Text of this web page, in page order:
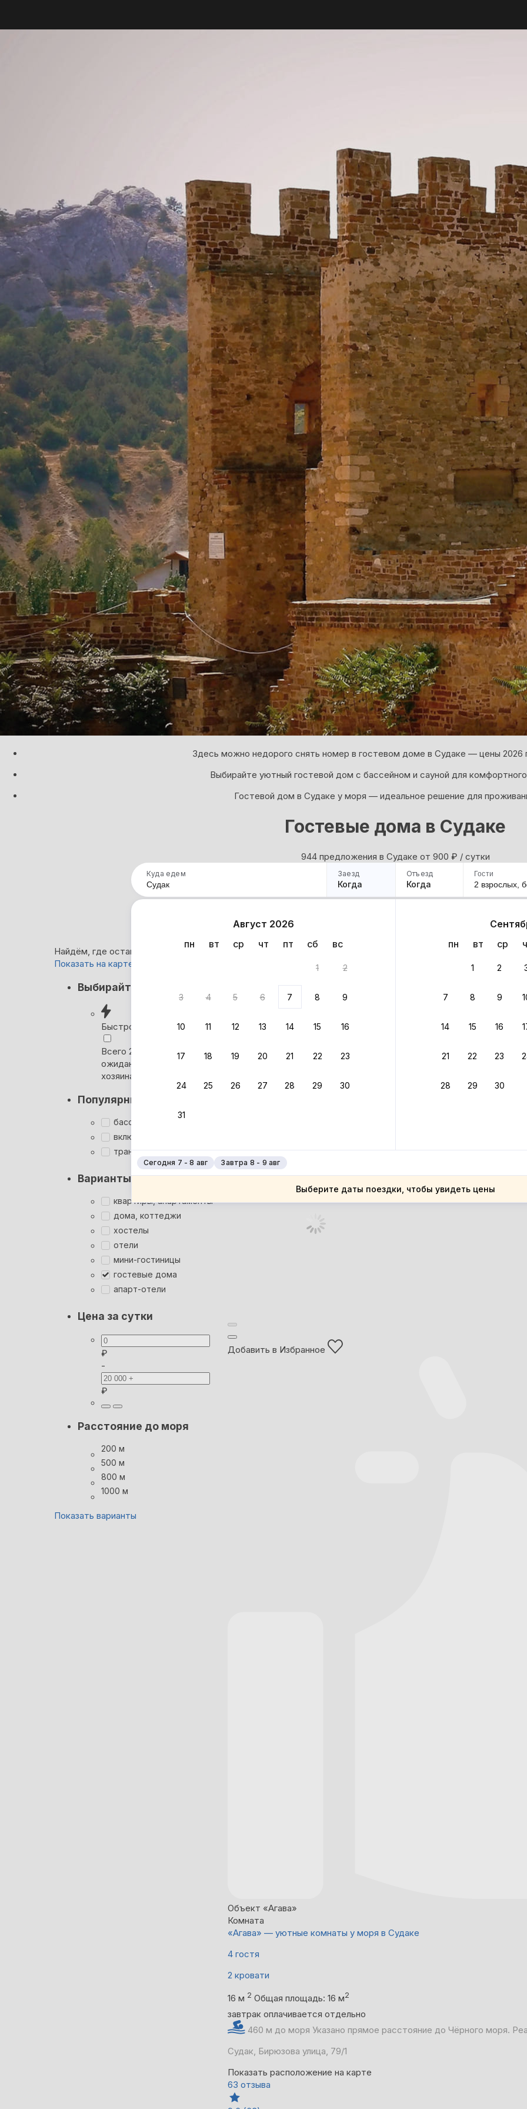
Здесь можно недорого снять номер в гостевом доме в Судаке — цены 2026
Выбирайте уютный гостевой дом с бассейном и сауной для
Гостевой дом в Судаке у моря — идеальное решение для
Гостевые дома в Судаке
944 предложения в Судаке oт 900 ₽ / сутки
Куда едем Заезд
Когда
Отъезд
Когда
Август 2026
пн
вт ср чт пт сб вс
1 2
3 4 5 6 7 8 9
10 11 12 13 14 15 16
17 18 19 20 21 22 23
24 25 26 27 28 29 30
31
пн
вт ср
1 2
7 8 9
14 15 16
21 22 23
28 29 30
Сегодня 7 - 8 авг Завтра 8 - 9 авг
Выберите даты поездки, чтобы увидеть цены
Гости
2 взрослых,
Найдём, где остановиться в Судаке: 944 варианта
Показать на карте
Выбирайте лучшее
Быстрое бронирование
Всего 2 минуты, без
ожидания ответа от
хозяина
Популярные фильтры
бассейн
включён завтрак
трансфер
Варианты размещения
квартиры, апартаменты
дома, коттеджи
хостелы
отели
мини-гостиницы
гостевые дома
апарт-отели
Цена за сутки
₽
-
₽
Расстояние до моря
200 м
500 м
800 м
1000 м
Показать варианты
Вернём бонусами
Суперхозяин
Добавить в Избранное
Объект «Агава»
Комната
«Агава» — уютные комнаты у моря в Судаке
4 гостя
2 кровати
16 м 2 Общая площадь: 16 м2
завтрак оплачивается отдельно
460 м до моря Указано прямое расстояние до Чёрного моря.
Судак, Бирюзова улица, 79/1
Показать расположение на карте
63 отзыва